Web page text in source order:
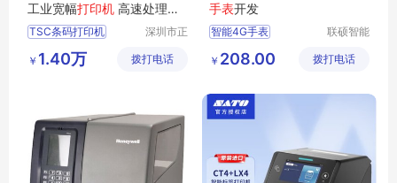
工业宽幅打印机 高速处理器
稳定高效打印
TSC条码打印机
工业条码打印机
TTP
深圳市正
有限公司
￥ 1.40万 拨打电话
手表开发
智能4G手表
健康智能运动手表
智能SOS手表
联硕智能
有限公司
￥ 208.00 拨打电话